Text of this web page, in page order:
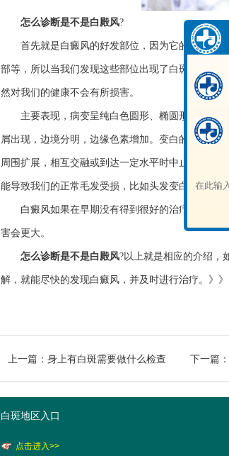
怎么诊断是不是白殿风?
首先就是白癜风的好发部位，因为它的发病喜欢
部等，所以当我们发现这些部位出现了白斑时，在
然对我们的健康不会有所损害。
主要表现，病变呈纯白色圆形、椭圆形或者是不
屑出现，边境分明，边缘色素增加。变白的皮肤对
周围扩展，相互交融或到达一定水平时中止蔓延，
能导致我们的正常毛发受损，比如头发变白或者是
白癜风如果在早期没有得到很好的治疗或者是护
害会更大。
怎么诊断是不是白殿风?以上就是相应的介绍，
解，就能尽快的发现白癜风，并及时进行治疗。》
上一篇： 身上有白斑需要做什么检查 下一篇：
白斑地区入口
点击进入>>